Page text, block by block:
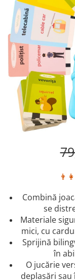
Combină
se
Materiale
mici, cu
Sprijină
în
O jucărie
deplasări